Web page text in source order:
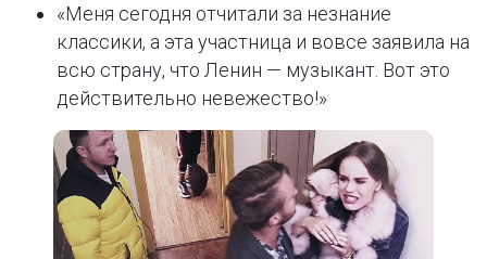
«Меня сегодня отчитали за незнание
классики, а эта участница и вовсе заявила на
всю страну, что Ленин — музыкант. Вот это
действительно невежество!»